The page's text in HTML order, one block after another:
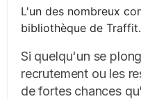
L'un des nombreux
bibliothèque de
Si quelqu'un se
recrutement ou les
de fortes chances